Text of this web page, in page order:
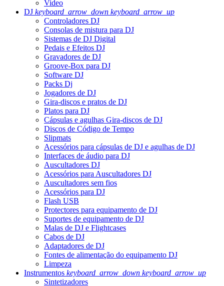
Video
DJ keyboard_arrow_down keyboard_arrow_up
Controladores DJ
Consolas de mistura para DJ
Sistemas de DJ Digital
Pedais e Efeitos DJ
Gravadores de DJ
Groove-Box para DJ
Software DJ
Packs Dj
Jogadores de DJ
Gira-discos e pratos de DJ
Platos para DJ
Cápsulas e agulhas Gira-discos de DJ
Discos de Código de Tempo
Slipmats
Acessórios para cápsulas de DJ e agulhas de DJ
Interfaces de áudio para DJ
Auscultadores DJ
Acessórios para Auscultadores DJ
Auscultadores sem fios
Acessórios para DJ
Flash USB
Protectores para equipamento de DJ
Suportes de equipamento de DJ
Malas de DJ e Flightcases
Cabos de DJ
Adaptadores de DJ
Fontes de alimentação do equipamento DJ
Limpeza
Instrumentos keyboard_arrow_down keyboard_arrow_up
Sintetizadores